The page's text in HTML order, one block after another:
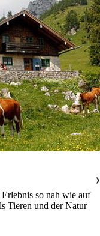
so nah wie auf
Tieren und der Natur
❯
❯